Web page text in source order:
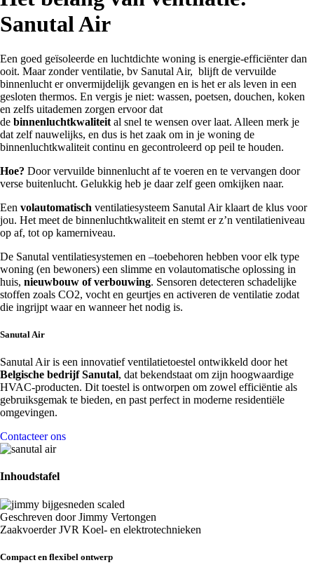
Sanutal Air
Een goed geïsoleerde en luchtdichte woning is energie-efficiënter dan
ooit. Maar zonder ventilatie, bv Sanutal Air, blijft de vervuilde
binnenlucht er onvermijdelijk gevangen en is het er als leven in een
gesloten thermos. En vergis je niet: wassen, poetsen, douchen, koken
en zelfs uitademen zorgen ervoor dat
de binnenluchtkwaliteit al snel te wensen over laat. Alleen merk je
dat zelf nauwelijks, en dus is het zaak om in je woning de
binnenluchtkwaliteit continu en gecontroleerd op peil te houden.
Hoe? Door vervuilde binnenlucht af te voeren en te vervangen door
verse buitenlucht. Gelukkig heb je daar zelf geen omkijken naar.
Een volautomatisch ventilatiesysteem Sanutal Air klaart de klus voor
jou. Het meet de binnenluchtkwaliteit en stemt er z’n ventilatieniveau
op af, tot op kamerniveau.
De Sanutal ventilatiesystemen en –toebehoren hebben voor elk type
woning (en bewoners) een slimme en volautomatische oplossing in
huis, nieuwbouw of verbouwing. Sensoren detecteren schadelijke
stoffen zoals CO2, vocht en geurtjes en activeren de ventilatie zodat
die ingrijpt waar en wanneer het nodig is.
Sanutal Air
Sanutal Air is een innovatief ventilatietoestel ontwikkeld door het
Belgische bedrijf Sanutal, dat bekendstaat om zijn hoogwaardige
HVAC-producten. Dit toestel is ontworpen om zowel efficiëntie als
gebruiksgemak te bieden, en past perfect in moderne residentiële
omgevingen.
Contacteer ons
Inhoudstafel
Geschreven door Jimmy Vertongen
Zaakvoerder JVR Koel- en elektrotechnieken
Compact en flexibel ontwerp